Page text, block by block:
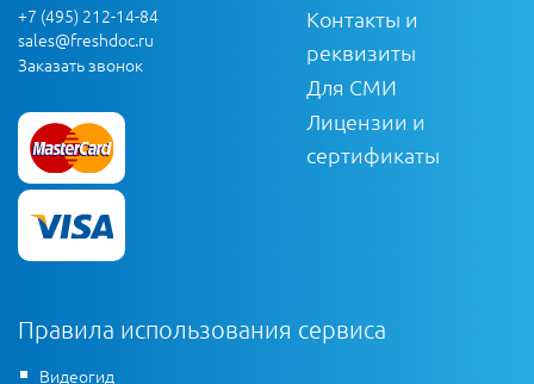
+7 (495) 212-14-84
sales@freshdoc.ru
Заказать звонок
Контакты и
реквизиты
Для СМИ
Лицензии и
сертификаты
Правила использования сервиса
Видеогид